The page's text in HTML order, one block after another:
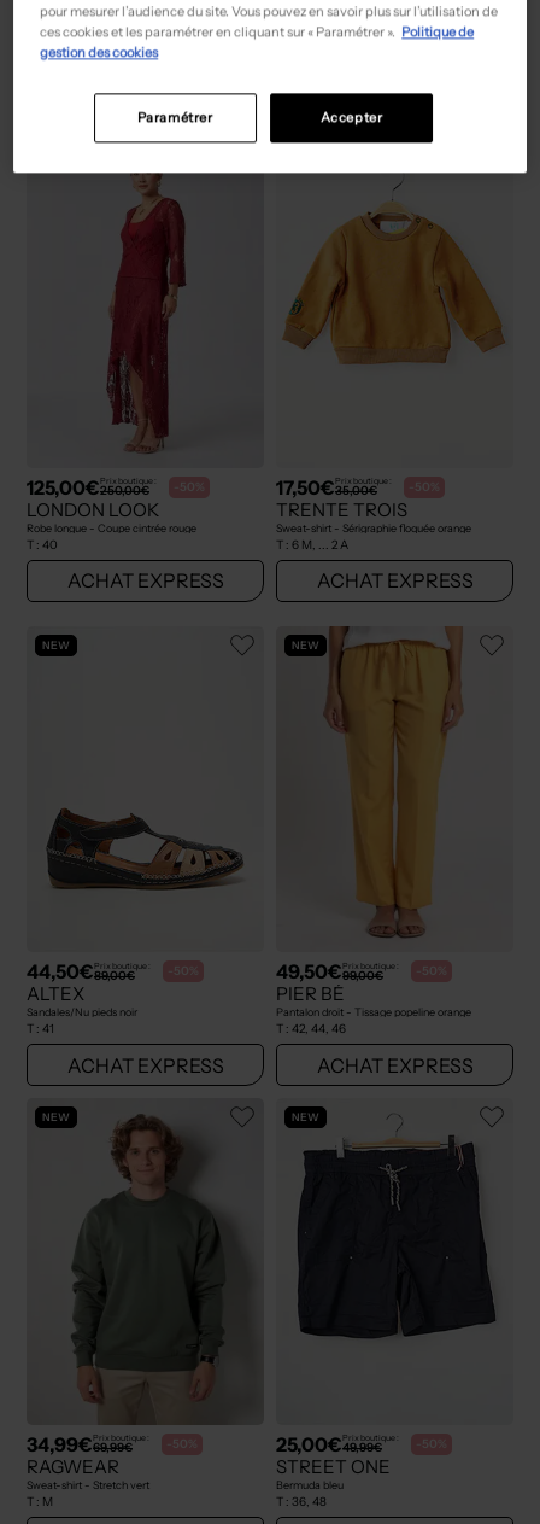
57,00€Prix boutique :
114,00€ -50%
GEVANA
Robe mi-longue - Imprimé fantaisie bleu
ACHAT EXPRESS
19,50€Prix boutique :
39,00€ -50%
HIPPOCAMPE
ACHAT EXPRESS
125,00€Prix boutique :
250,00€ -50%
LONDON LOOK
Robe longue - Coupe cintrée rouge
T : 40
ACHAT EXPRESS
17,50€Prix boutique :
35,00€ -50%
TRENTE TROIS
Sweat-shirt - Sérigraphie floquée orange
T : 6 M, ... 2 A
ACHAT EXPRESS
NEW
44,50€Prix boutique :
89,00€ -50%
ALTEX
Sandales/Nu pieds noir
T : 41
ACHAT EXPRESS
NEW
49,50€Prix boutique :
99,00€ -50%
PIER BÉ
Pantalon droit - Tissage popeline orange
T : 42, 44, 46
ACHAT EXPRESS
NEW
34,99€Prix boutique :
69,99€ -50%
RAGWEAR
Sweat-shirt - Stretch vert
T : M
NEW
25,00€Prix boutique :
49,99€ -50%
STREET ONE
Bermuda bleu
T : 36, 48
pour mesurer l’audience du site. Vous pouvez en savoir plus sur l’utilisation de
ces cookies et les paramétrer en cliquant sur « Paramétrer ». Politique de
gestion des cookies
Accepter
Paramétrer